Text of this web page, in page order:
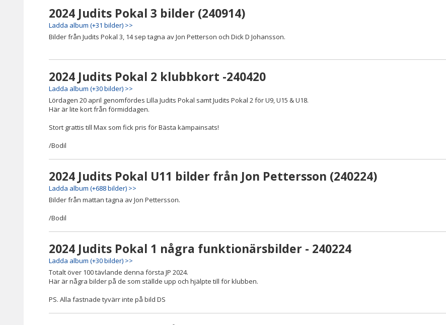
2024 Judits Pokal 3 bilder (240914)
Ladda album (+31 bilder) >>
Bilder från Judits Pokal 3, 14 sep tagna av Jon Petterson och Dick D Johansson.
2024 Judits Pokal 2 klubbkort -240420
Ladda album (+30 bilder) >>
Lördagen 20 april genomfördes Lilla Judits Pokal samt Judits Pokal 2 för U9, U15 & U18.
Här är lite kort från förmiddagen.
Stort grattis till Max som fick pris för Bästa kämpainsats!
/Bodil
2024 Judits Pokal U11 bilder från Jon Pettersson (240224)
Ladda album (+688 bilder) >>
Bilder från mattan tagna av Jon Pettersson.
/Bodil
2024 Judits Pokal 1 några funktionärsbilder - 240224
Ladda album (+30 bilder) >>
Totalt över 100 tävlande denna första JP 2024.
Här är några bilder på de som ställde upp och hjälpte till för klubben.
PS. Alla fastnade tyvärr inte på bild DS